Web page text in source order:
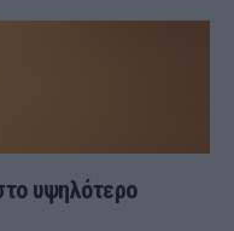
υψηλότερο